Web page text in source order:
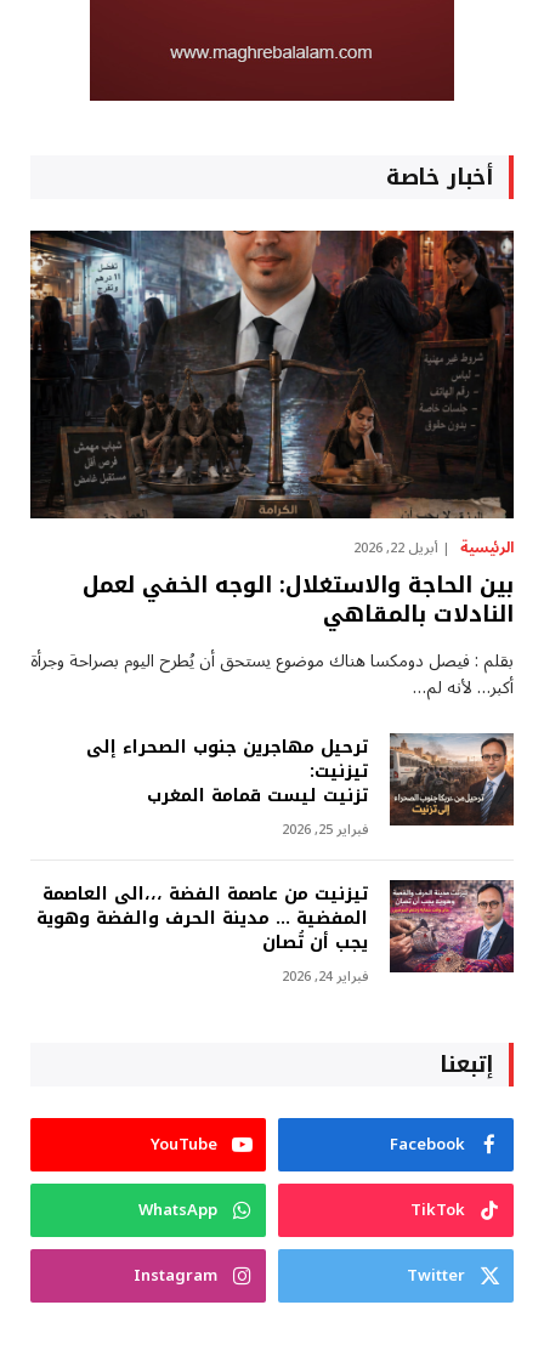
أخبار خاصة
الرئيسية أبريل 22, 2026
بين الحاجة والاستغلال: الوجه الخفي لعمل
النادلات بالمقاهي
بقلم : فيصل دومكسا هناك موضوع يستحق أن يُطرح اليوم بصراحة وجرأة
أكبر… لأنه لم…
ترحيل مهاجرين جنوب الصحراء إلى
تيزنيت:
تزنيت ليست قمامة المغرب
فبراير 25, 2026
تيزنيت من عاصمة الفضة ،،،الى العاصمة
المفضية … مدينة الحرف والفضة وهوية
يجب أن تُصان
فبراير 24, 2026
إتبعنا
Facebook
YouTube
TikTok
WhatsApp
Twitter
Instagram